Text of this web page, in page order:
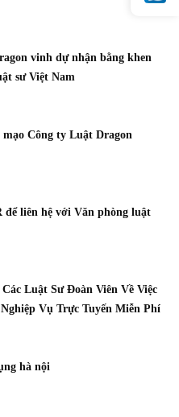
vinh dự nhận bằng khen
sư Việt Nam
Công ty Luật Dragon
để liên hệ với Văn phòng luật
Luật Sư Đoàn Viên Về Việc
Vụ Trực Tuyến Miễn Phí
hà nội